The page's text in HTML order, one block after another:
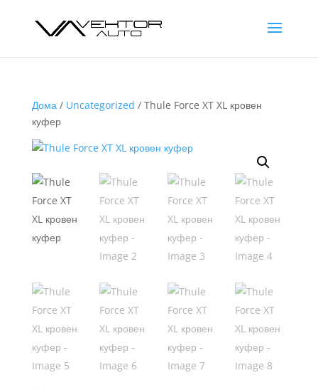
Дома/ Uncategorized / Thule Force XT XL кровен
куфер